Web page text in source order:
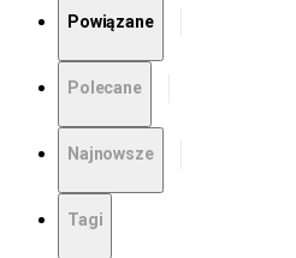
Powiązane
Polecane
Najnowsze
Tagi